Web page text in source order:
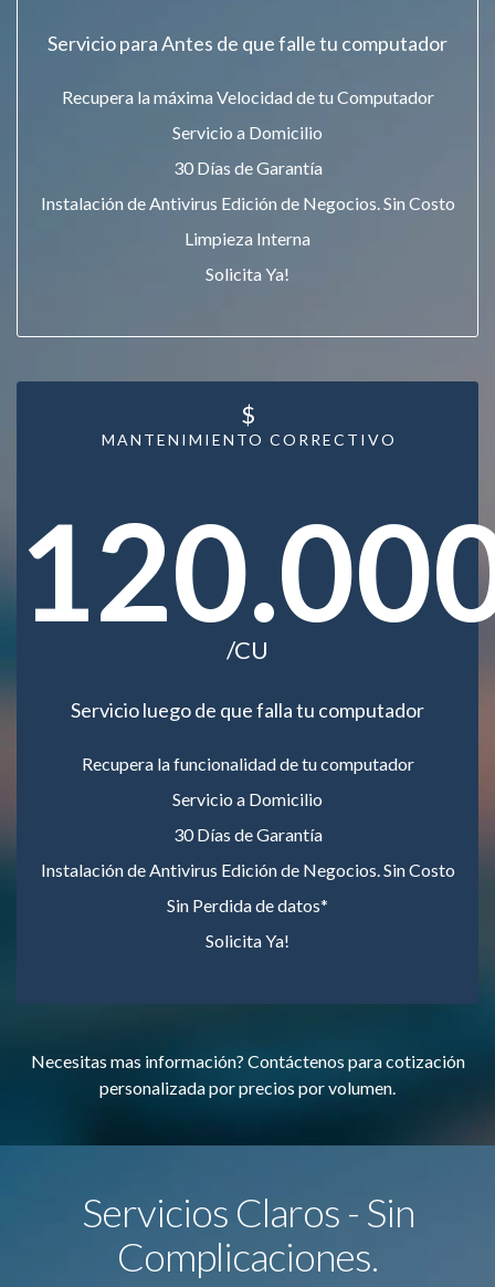
Servicio para Antes de que falle tu computador
Recupera la máxima Velocidad de tu Computador
Servicio a Domicilio
30 Días de Garantía
Instalación de Antivirus Edición de Negocios. Sin Costo
Limpieza Interna
Solicita Ya!
MANTENIMIENTO CORRECTIVO
$
/CU
Servicio luego de que falla tu computador
Recupera la funcionalidad de tu computador
Servicio a Domicilio
30 Días de Garantía
Instalación de Antivirus Edición de Negocios. Sin Costo
Sin Perdida de datos*
Solicita Ya!
Necesitas mas información? Contáctenos para cotización
personalizada por precios por volumen.
Servicios Claros - Sin
Complicaciones.